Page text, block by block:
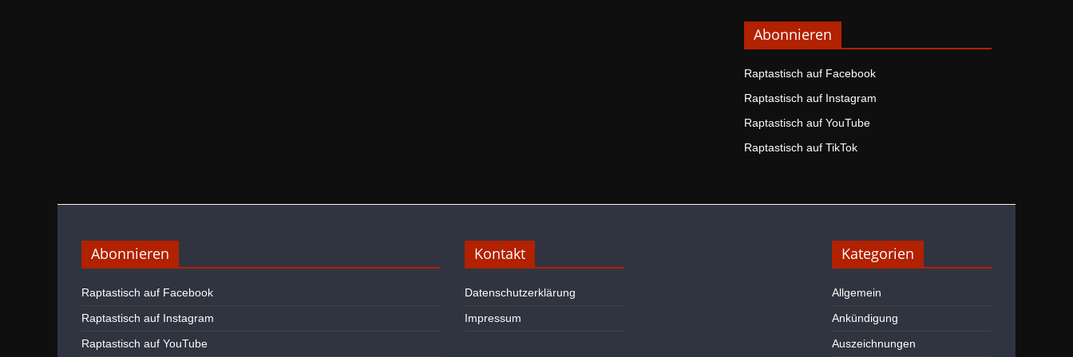
Abonnieren
Raptastisch auf Facebook
Raptastisch auf Instagram
Raptastisch auf YouTube
Raptastisch auf TikTok
Abonnieren
Raptastisch auf Facebook
Raptastisch auf Instagram
Raptastisch auf YouTube
Kontakt
Datenschutzerklärung
Impressum
Kategorien
Allgemein
Ankündigung
Auszeichnungen